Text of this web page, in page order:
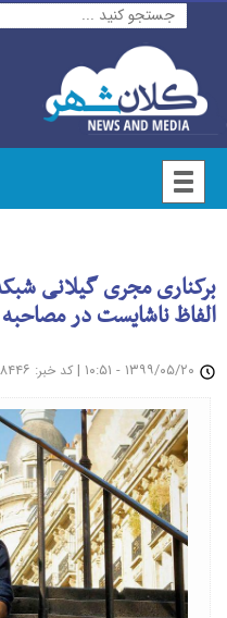
برکناری مجری گیلانی
الفاظ ناشایست در
| کد خبر: ۸۴۴۶